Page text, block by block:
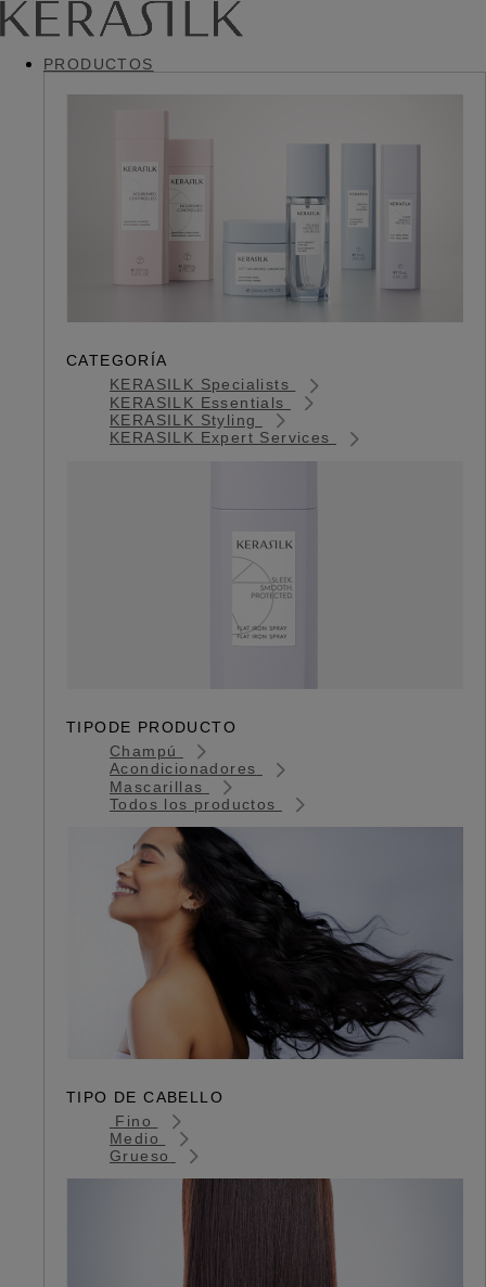
PRODUCTOS
CATEGORÍA
KERASILK Specialists
KERASILK Essentials
KERASILK Styling
KERASILK Expert Services
TIPODE PRODUCTO
Champú
Acondicionadores
Mascarillas
Todos los productos
TIPO DE CABELLO
Fino
Medio
Grueso